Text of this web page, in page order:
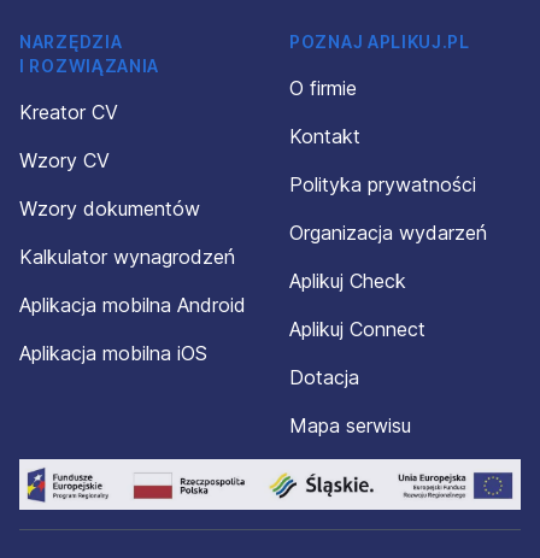
NARZĘDZIA
I ROZWIĄZANIA
Kreator CV
Wzory CV
Wzory dokumentów
Kalkulator wynagrodzeń
Aplikacja mobilna Android
Aplikacja mobilna iOS
POZNAJ APLIKUJ.PL
O firmie
Kontakt
Polityka prywatności
Organizacja wydarzeń
Aplikuj Check
Aplikuj Connect
Dotacja
Mapa serwisu